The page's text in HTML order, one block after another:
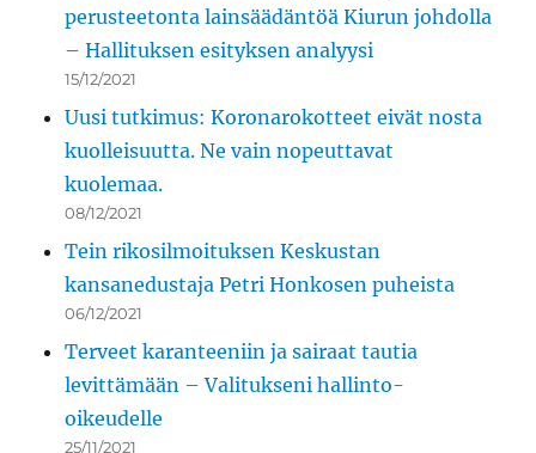
perusteetonta lainsäädäntöä Kiurun johdolla
– Hallituksen esityksen analyysi
15/12/2021
Uusi tutkimus: Koronarokotteet eivät nosta
kuolleisuutta. Ne vain nopeuttavat
kuolemaa.
08/12/2021
Tein rikosilmoituksen Keskustan
kansanedustaja Petri Honkosen puheista
06/12/2021
Terveet karanteeniin ja sairaat tautia
levittämään – Valitukseni hallinto-
oikeudelle
25/11/2021